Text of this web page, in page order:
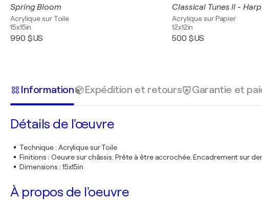
Spring Bloom
Acrylique sur Toile
15x15in
990 $US
Classical Tunes II - Harp
Acrylique sur Papier
12x12in
500 $US
Information Expédition et retours Garantie et
Détails de l'œuvre
Technique: Acrylique sur Toile
Finitions : Oeuvre sur châssis. Prête à être accrochée. Encadrement sur
Dimensions : 15x15in
À propos de l'oeuvre